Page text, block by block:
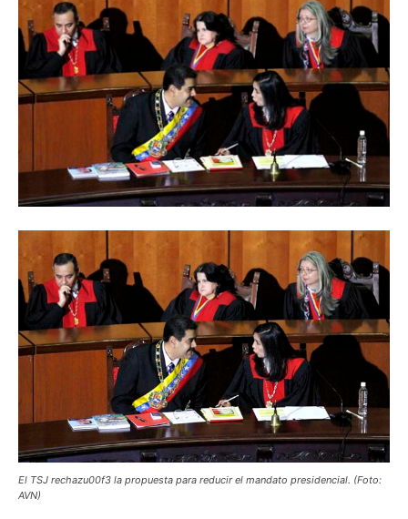
El TSJ rechazu00f3 la propuesta para reducir el mandato presidencial. (Foto:
AVN)